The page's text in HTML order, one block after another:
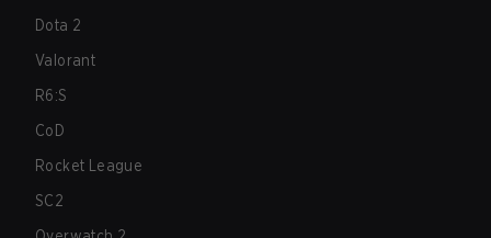
Dota 2
Valorant
R6:S
CoD
Rocket League
SC2